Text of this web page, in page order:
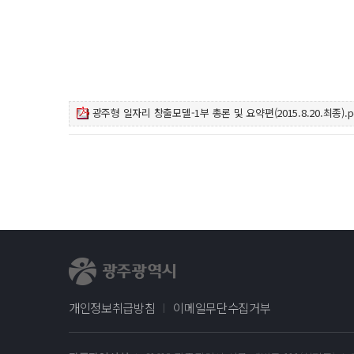
광주형 일자리 창출모델-1부 총론 및 요약편(2015.8.20.최종
개인정보취급방침 이메일무단수집거부